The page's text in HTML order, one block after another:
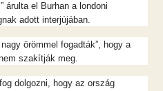
árulta el Burhan a londoni
adott interjújában.
örömmel fogadták”, hogy a
szakítják meg.
dolgozni, hogy az ország